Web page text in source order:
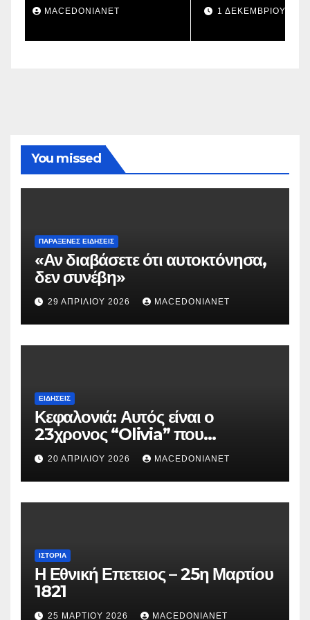
στην πατρίδα;
1 ΔΕΚΕΜΒΡΊΟΥ 2023 MACEDONIANET
You missed
ΠΑΡΆΞΕΝΕΣ ΕΙΔΉΣΕΙΣ
«Αν διαβάσετε ότι αυτοκτόνησα,
δεν συνέβη»
29 ΑΠΡΙΛΊΟΥ 2026 MACEDONIANET
ΕΙΔΉΣΕΙΣ
Κεφαλονιά: Αυτός είναι ο
23χρονος “Olivia” που
κατηγορείται για τον θάνατο της
Μυρτούς
20 ΑΠΡΙΛΊΟΥ 2026 MACEDONIANET
ΙΣΤΟΡΊΑ
Η Εθνική Επετειος – 25η Μαρτίου
1821
25 ΜΑΡΤΊΟΥ 2026 MACEDONIANET